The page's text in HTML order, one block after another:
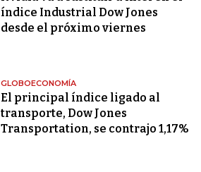
índice Industrial Dow Jones
desde el próximo viernes
GLOBOECONOMÍA
El principal índice ligado al
transporte, Dow Jones
Transportation, se contrajo 1,17%